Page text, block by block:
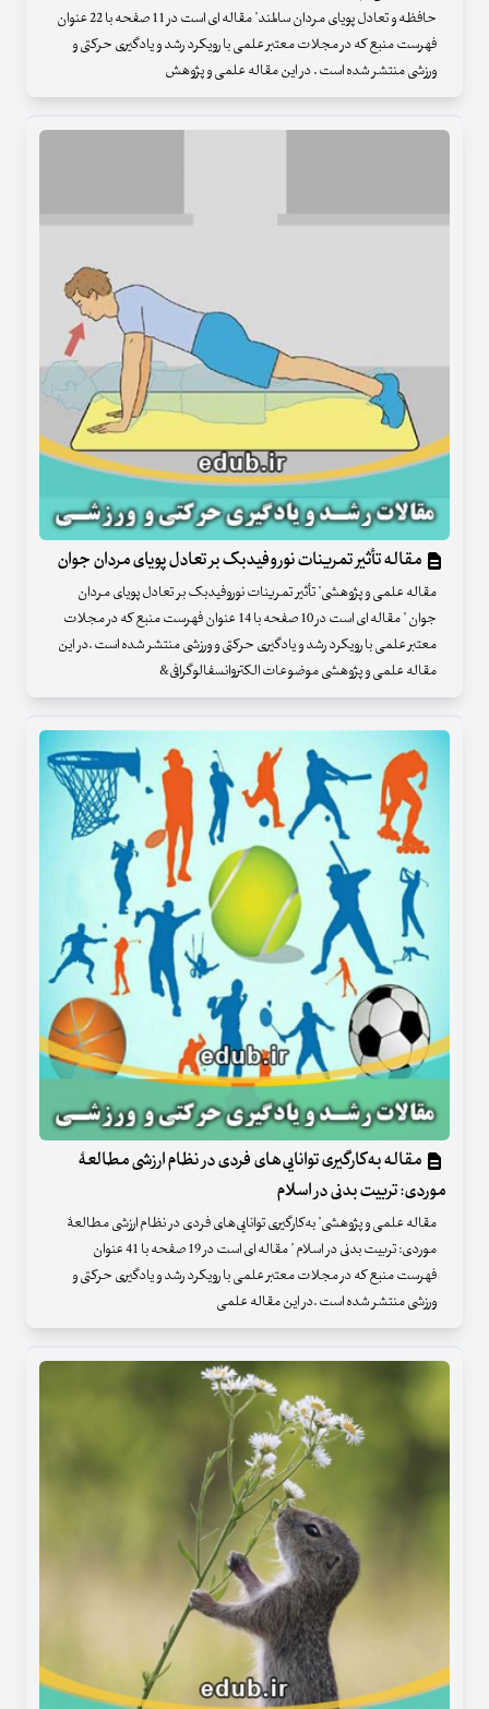
حافظه و تعادل پویای مردان سالمند" مقاله ای است در 11 صفحه با 22 عنوان
فهرست منبع که در مجلات معتبر علمی با رویکرد رشد و یادگیری حرکتی و
ورزشی منتشر شده است . در این مقاله علمی و پژوهش
مقاله تأثیر تمرینات نوروفیدبک بر تعادل پویای مردان جوان
مقاله علمی و پژوهشی" تأثیر تمرینات نوروفیدبک بر تعادل پویای مردان
جوان " مقاله ای است در 10 صفحه با 14 عنوان فهرست منبع که در مجلات
معتبر علمی با رویکرد رشد و یادگیری حرکتی و ورزشی منتشر شده است .در این
مقاله علمی و پژوهشی موضوعات الکتروانسفالوگرافی&
مقاله به‌کارگیری توانایی‌های فردی در نظام ارزشی مطالعۀ
موردی: تربیت بدنی در اسلام
مقاله علمی و پژوهشی" به‌کارگیری توانایی‌های فردی در نظام ارزشی مطالعۀ
موردی: تربیت بدنی در اسلام " مقاله ای است در 19 صفحه با 41 عنوان
فهرست منبع که در مجلات معتبر علمی با رویکرد رشد و یادگیری حرکتی و
ورزشی منتشر شده است .در این مقاله علمی